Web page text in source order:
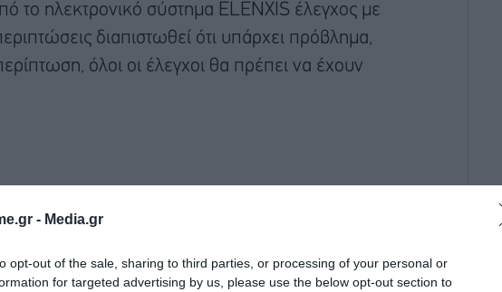
- Media.gr
opt-out of the sale, sharing to third parties, or processing of your personal or
for targeted advertising by us, please use the below opt-out section to
το ηλεκτρονικό σύστημα ELENXIS έλεγχος με
διαπιστωθεί ότι υπάρχει πρόβλημα,
όλοι οι έλεγχοι θα πρέπει να έχουν